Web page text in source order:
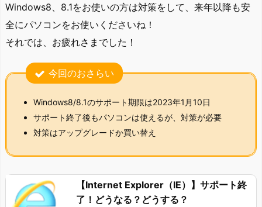
Windows8、8.1をお使いの方は対策をして、来年以降も安
全にパソコンをお使いくださいね！
それでは、お疲れさまでした！
今回のおさらい
Windows8/8.1のサポート期限は2023年1月10日
サポート終了後もパソコンは使えるが、対策が必要
対策はアップグレードか買い替え
【Internet Explorer（IE）】サポート終
了！どうなる？どうする？